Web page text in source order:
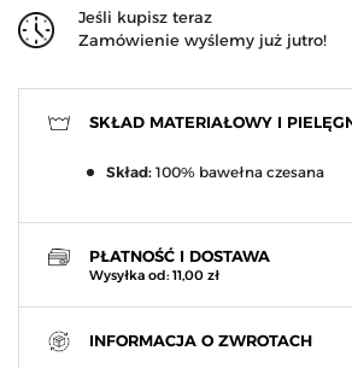
Jeśli kupisz teraz
Zamówienie wyślemy już jutro!
SKŁAD MATERIAŁOWY I
Skład: 100% bawełna czesana
PŁATNOŚĆ I DOSTAWA
Wysyłka od: 11,00 zł
INFORMACJA O ZWROTACH